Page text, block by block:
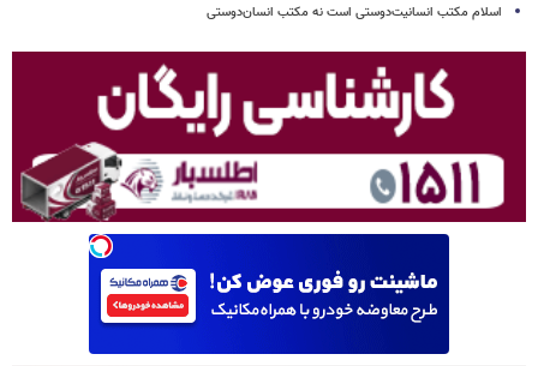
اسلام مکتب انسانیت‌دوستی است نه مکتب انسان‌دوستی